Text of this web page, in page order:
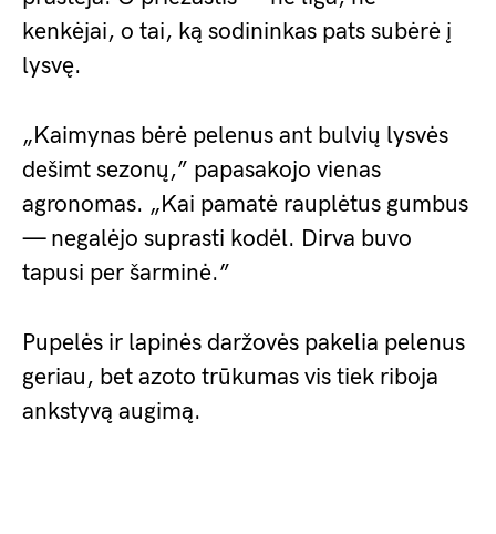
kenkėjai, o tai, ką sodininkas pats subėrė į
lysvę.
„Kaimynas bėrė pelenus ant bulvių lysvės
dešimt sezonų,” papasakojo vienas
agronomas. „Kai pamatė rauplėtus gumbus
— negalėjo suprasti kodėl. Dirva buvo
tapusi per šarminė.”
Pupelės ir lapinės daržovės pakelia pelenus
geriau, bet azoto trūkumas vis tiek riboja
ankstyvą augimą.